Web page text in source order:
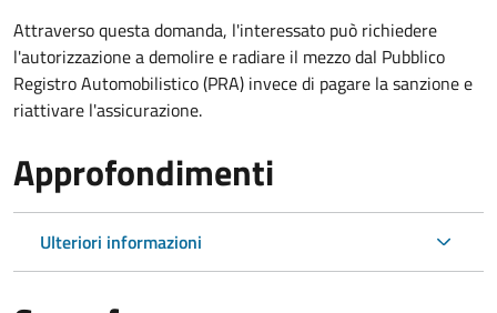
Attraverso questa domanda, l'interessato può richiedere
l'autorizzazione a demolire e radiare il mezzo dal Pubblico
Registro Automobilistico (PRA) invece di pagare la sanzione e
riattivare l'assicurazione.
Approfondimenti
Ulteriori informazioni